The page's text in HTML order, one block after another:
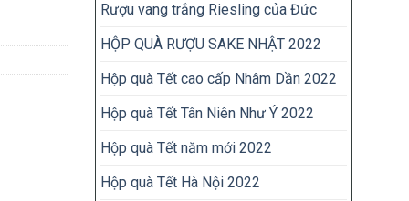
Rượu vang trắng Riesling của Đức
HỘP QUÀ RƯỢU SAKE NHẬT 2022
Hộp quà Tết cao cấp Nhâm Dần 2022
Hộp quà Tết Tân Niên Như Ý 2022
Hộp quà Tết năm mới 2022
Hộp quà Tết Hà Nội 2022